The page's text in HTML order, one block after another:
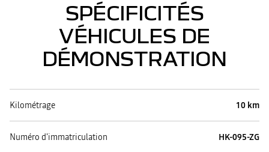
SPÉCIFICITÉS
VÉHICULES DE
DÉMONSTRATION
Kilométrage 10 km
Numéro d'immatriculation HK-095-ZG